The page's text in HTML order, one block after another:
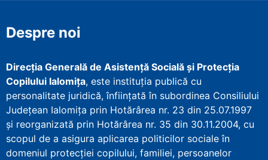
Despre noi
Direcţia Generală de Asistenţă Socială şi Protecţia
Copilului Ialomița, este instituţia publică cu
personalitate juridică, înfiinţată în subordinea Consiliului
Județean Ialomița prin Hotărârea nr. 23 din 25.07.1997
şi reorganizată prin Hotărârea nr. 35 din 30.11.2004, cu
scopul de a asigura aplicarea politicilor sociale în
domeniul protecţiei copilului, familiei, persoanelor